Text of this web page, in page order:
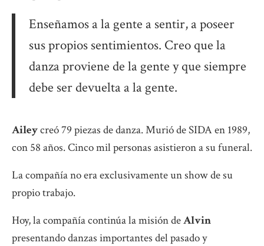
Enseñamos a la gente a sentir, a poseer
sus propios sentimientos. Creo que la
danza proviene de la gente y que siempre
debe ser devuelta a la gente.
Aileycreó 79 piezas de danza. Murió de SIDA en 1989,
con 58 años. Cinco mil personas asistieron a su funeral.
La compañía no era exclusivamente un show de su
propio trabajo.
Hoy, la compañía continúa la misión deAlvin
presentando danzas importantes del pasado y